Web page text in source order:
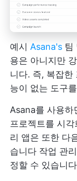
예시 Asana's 팀
용은 아니지만
니다. 즉, 복잡한
능이 없는 도구
Asana를 사용하
프로젝트를 시
리 앱은 또한 다
습니다 작업 관리
정할 수 있습니